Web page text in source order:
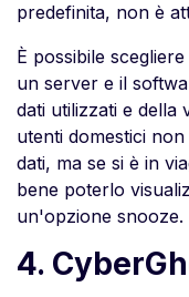
predefinita, non è
È possibile
un server e il
dati utilizzati e della
utenti domestici
dati, ma se si è in
bene poterlo
un'opzione snooze.
4.